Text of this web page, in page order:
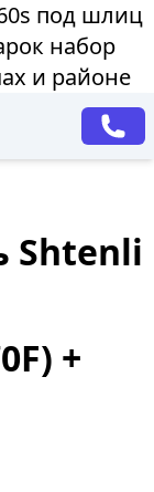
под шлиц
набор
и районе
Shtenli
+